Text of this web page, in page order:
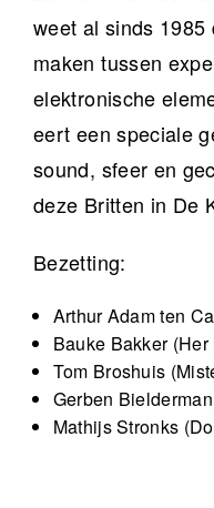
weet al sinds
maken tussen
elektronische
eert een speciale
sound, sfeer en
deze Britten in De
Bezetting:
Arthur Adam ten
Bauke Bakker
Tom Broshuis
Gerben
Mathijs Stronks